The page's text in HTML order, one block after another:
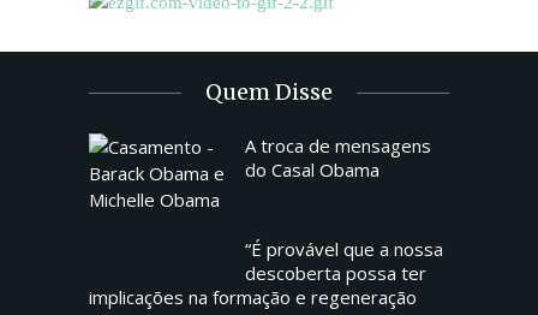
Quem Disse
A troca de mensagens
do Casal Obama
“É provável que a nossa
descoberta possa ter
implicações na formação e regeneração